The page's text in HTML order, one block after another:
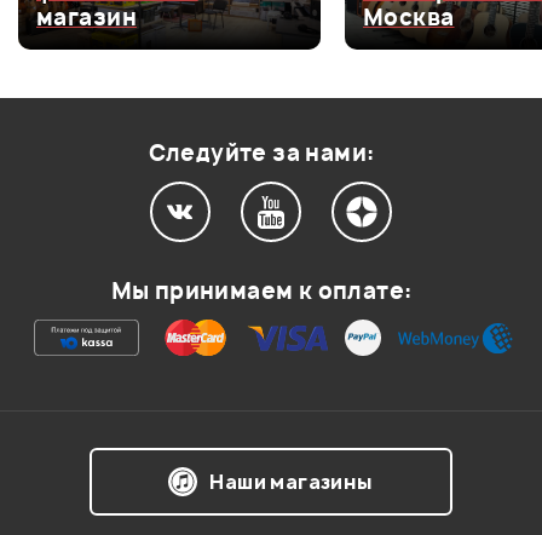
Оценка3
0
Ваша оценка:
магазин
Москва
Следуйте за нами:
Мы принимаем к оплате:
Наши магазины